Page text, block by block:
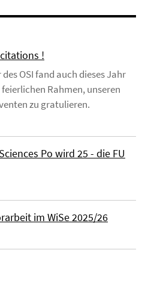
!
OSI fand auch dieses Jahr
Rahmen, unseren
zu gratulieren.
Po wird 25 - die FU
im WiSe 2025/26